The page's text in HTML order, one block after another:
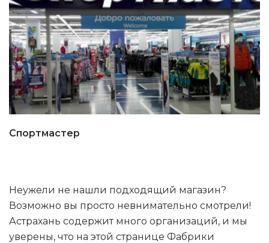
Спортмастер
Неужели не нашли подходящий магазин?
Возможно вы просто невнимательно смотрели!
Астрахань содержит много организаций, и мы
уверены, что на этой странице Фабрики